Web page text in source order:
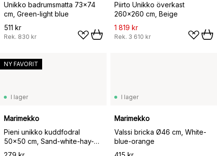
Unikko badrumsmatta 73x74
cm, Green-light blue
511 kr
Rek. 830 kr
Piirto Unikko överkast
260x260 cm, Beige
1 819 kr
Rek. 3 610 kr
I lager
Marimekko
Pieni unikko kuddfodral
50x50 cm, Sand-white-hay-
emerald
NY FAVORIT
I lager
Marimekko
Valssi bricka Ø46 cm, White-
blue-orange